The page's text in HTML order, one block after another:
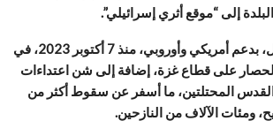
إلى “موقع أثري إسرائيلي”.
وتستمر قوات الاحتلال، بدعم أمريكي وأوروبي، منذ 7 أكتوبر 2023، في
والحصار على قطاع غزة، إضافة إلى شن اعتداءات
المحتلتين، ما أسفر عن سقوط أكثر من